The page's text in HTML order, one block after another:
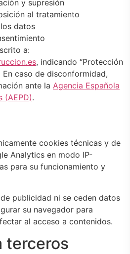
y supresión
al tratamiento
datos
a:
, indicando “Protección
En caso de disconformidad,
ante la Agencia Española
(AEPD).
cookies técnicas y de
Analytics en modo IP-
para su funcionamiento y
publicidad ni se ceden datos
su navegador para
al acceso a contenidos.
terceros